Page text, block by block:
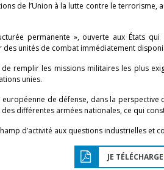
de l’Union à la lutte contre le
permanente », ouverte aux États
des unités de combat immédiatement
de remplir les missions militaires les plus
unies.
européenne de défense, dans la
différentes armées nationales, ce qui
d’activité aux questions industrielles et
JE TÉLÉCHARGE